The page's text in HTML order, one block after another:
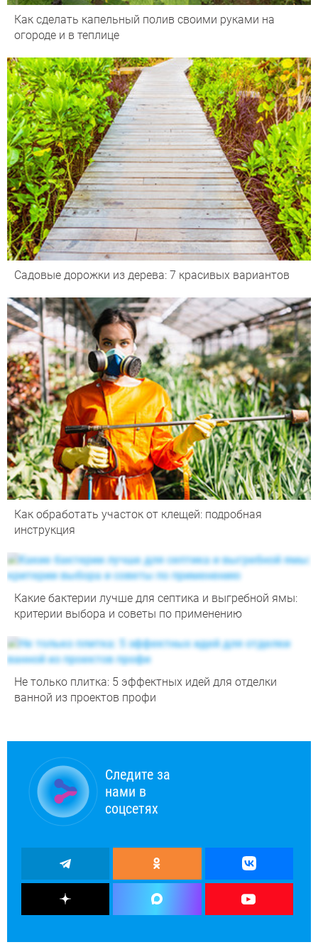
Как сделать капельный полив своими руками на
огороде и в теплице
Садовые дорожки из дерева: 7 красивых вариантов
Как обработать участок от клещей: подробная
инструкция
Какие бактерии лучше для септика и выгребной ямы:
критерии выбора и советы по применению
Не только плитка: 5 эффектных идей для отделки
ванной из проектов профи
Следите за
нами в
соцсетях